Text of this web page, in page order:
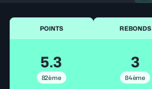
POINTS
5.3
82ème
REBONDS
3
84ème